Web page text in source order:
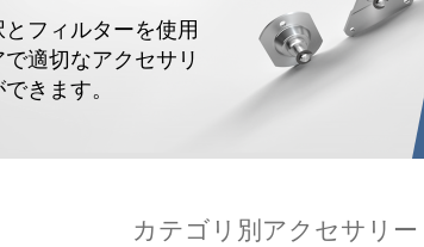
フィルターを使用
適切なアクセサリ
きます。
カテゴリ別アクセサリー